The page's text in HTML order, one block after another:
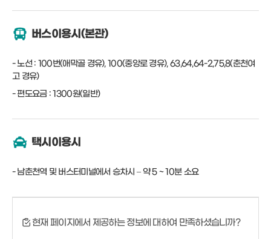
버스이용시(본관)
노선 : 100번(애막골 경유), 100(중앙로 경유), 63,64,64-2,75,8(춘천여
고 경유)
편도요금 : 1300원(일반)
택시이용시
남춘천역 및 버스터미널에서 승차시 – 약 5 ~ 10분 소요
현재 페이지에서 제공하는 정보에 대하여 만족하셨습니까?